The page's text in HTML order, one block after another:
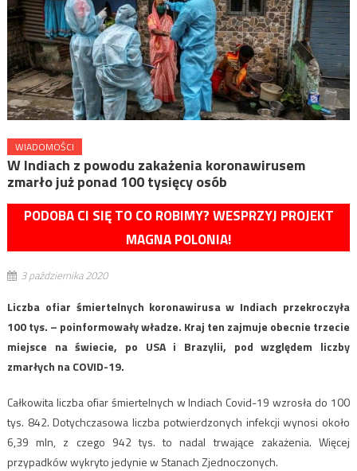
WIADOMOŚCI
W Indiach z powodu zakażenia koronawirusem
zmarło już ponad 100 tysięcy osób
PODOBA CI SIĘ TO CO ROBIMY? WESPRZYJ PROJEKT
MAGNA POLONIA!
3 października 2020
Liczba ofiar śmiertelnych koronawirusa w Indiach przekroczyła
100 tys. – poinformowały władze. Kraj ten zajmuje obecnie trzecie
miejsce na świecie, po USA i Brazylii, pod względem liczby
zmarłych na COVID-19.
Całkowita liczba ofiar śmiertelnych w Indiach Covid-19 wzrosła do 100
tys. 842. Dotychczasowa liczba potwierdzonych infekcji wynosi około
6,39 mln, z czego 942 tys. to nadal trwające zakażenia. Więcej
przypadków wykryto jedynie w Stanach Zjednoczonych.